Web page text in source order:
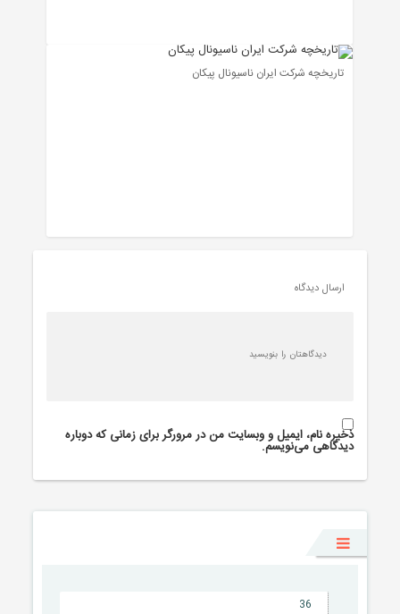
تاریخچه شرکت ایران ناسیونال پیکان
ارسال دیدگاه
ذخیره نام، ایمیل و وبسایت من در مرورگر برای زمانی که دوباره
دیدگاهی می‌نویسم.
36